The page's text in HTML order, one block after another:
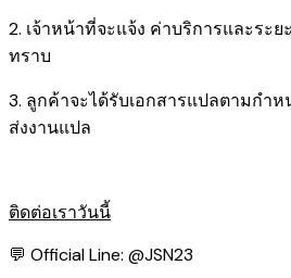
2. เจ้าหน้าที่จะแจ้ง ค่าบริการและระย
ทราบ
3. ลูกค้าจะได้รับเอกสารแปลตามกำ
ส่งงานแปล
ติดต่อเราวันนี้
💬 Official Line: @JSN23